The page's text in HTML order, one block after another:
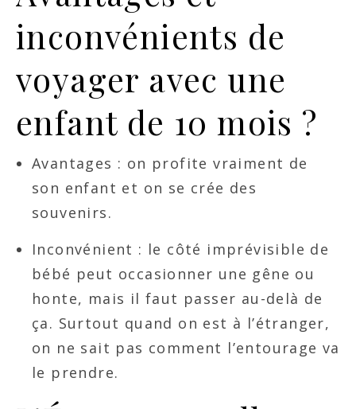
inconvénients de
voyager avec une
enfant de 10 mois ?
Avantages : on profite vraiment de
son enfant et on se crée des
souvenirs.
Inconvénient : le côté imprévisible de
bébé peut occasionner une gêne ou
honte, mais il faut passer au-delà de
ça. Surtout quand on est à l’étranger,
on ne sait pas comment l’entourage va
le prendre.